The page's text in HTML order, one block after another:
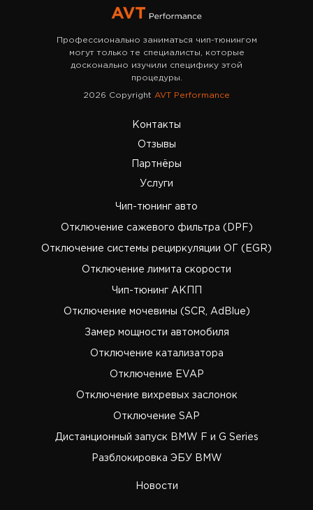
Профессионально заниматься чип-тюнингом
могут только те специалисты, которые
досконально изучили специфику этой
процедуры.
2026 Copyright AVT Performance
Новости
Услуги
Чип-тюнинг авто
Отключение сажевого фильтра (DPF)
Отключение системы рециркуляции ОГ (EGR)
Отключение лимита скорости
Чип-тюнинг АКПП
Отключение мочевины (SCR, AdBlue)
Замер мощности автомобиля
Отключение катализатора
Отключение EVAP
Отключение вихревых заслонок
Отключение SAP
Дистанционный запуск BMW F и G Series
Разблокировка ЭБУ BMW
Партнёры
Отзывы
Контакты